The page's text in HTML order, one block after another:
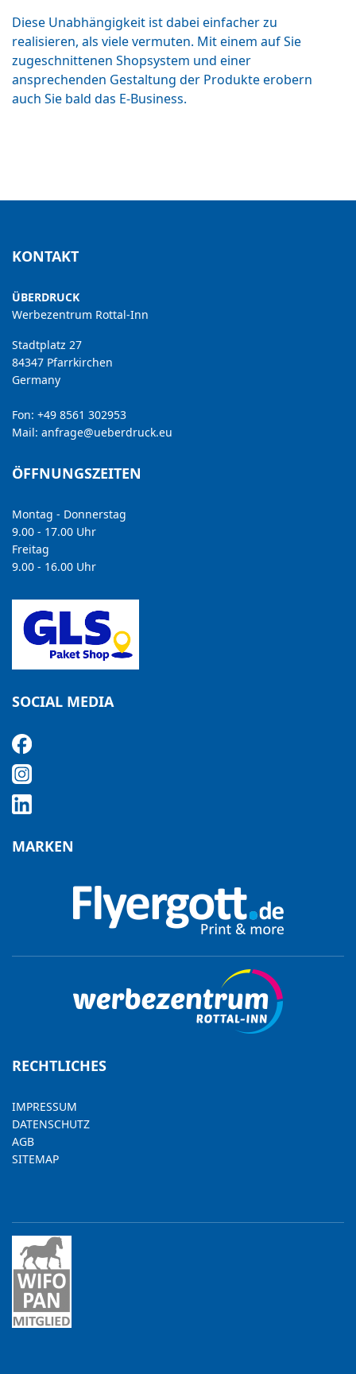
Diese Unabhängigkeit ist dabei einfacher zu
realisieren, als viele vermuten. Mit einem auf Sie
zugeschnittenen Shopsystem und einer
ansprechenden Gestaltung der Produkte erobern
auch Sie bald das E-Business.
KONTAKT
ÜBERDRUCK
Werbezentrum Rottal-Inn
Stadtplatz 27
84347 Pfarrkirchen
Germany
Fon: +49 8561 302953
Mail: anfrage@ueberdruck.eu
ÖFFNUNGSZEITEN
Montag - Donnerstag
9.00 - 17.00 Uhr
Freitag
9.00 - 16.00 Uhr
SOCIAL MEDIA
MARKEN
RECHTLICHES
IMPRESSUM
DATENSCHUTZ
AGB
SITEMAP